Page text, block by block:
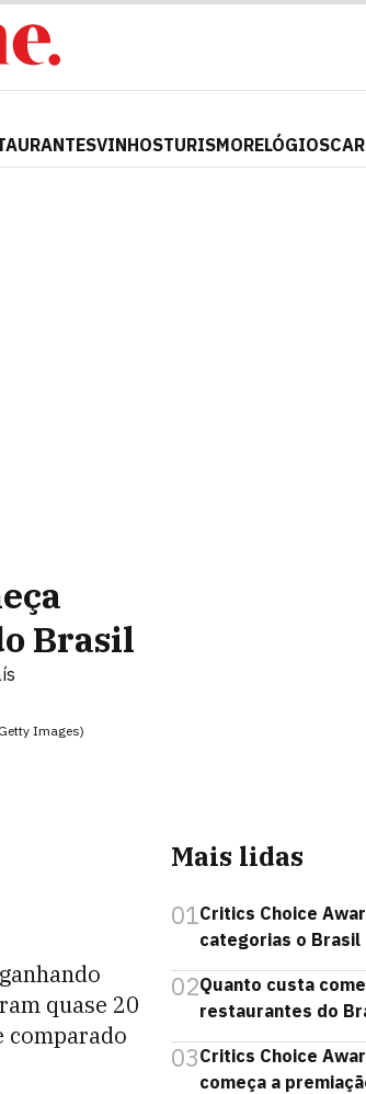
VINHOSTURISMORELÓGIOS
Brasil
Images)
quase 20
comparado
Mais lidas
01Critics Choice
categorias o Brasil
02Quanto custa
restaurantes do
03Critics Choice
começa a